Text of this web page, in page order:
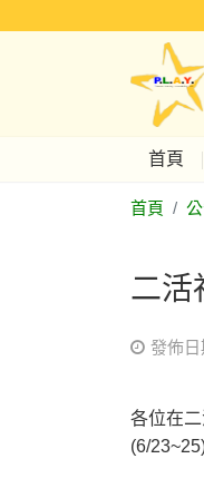
首頁
首頁
二活
發佈日
各位在
(6/